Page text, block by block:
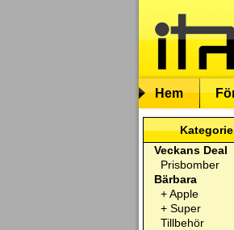
Hem
Veckans Deal
Prisbomber
Bärbara
+Apple
+ Super
Tillbehör